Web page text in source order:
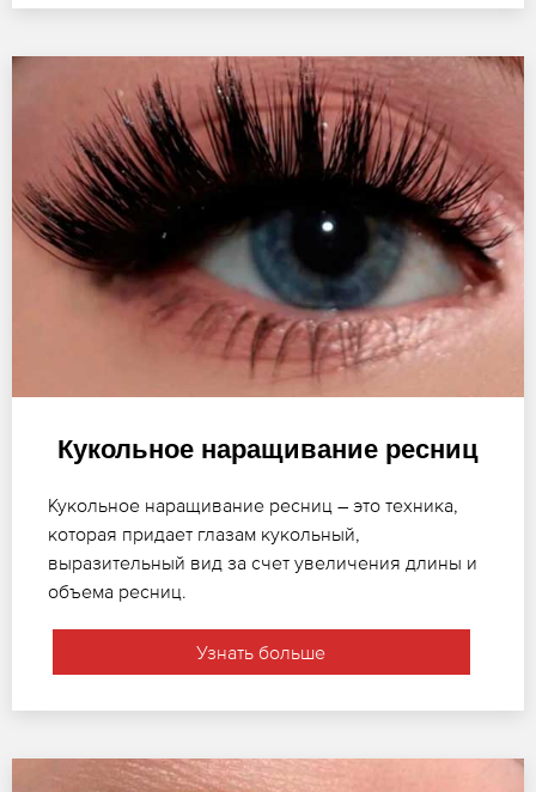
Кукольное наращивание ресниц
Кукольное наращивание ресниц – это техника,
которая придает глазам кукольный,
выразительный вид за счет увеличения длины и
объема ресниц.
Узнать больше